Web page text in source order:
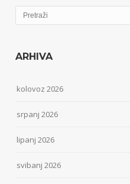
ARHIVA
kolovoz 2026
srpanj 2026
lipanj 2026
svibanj 2026